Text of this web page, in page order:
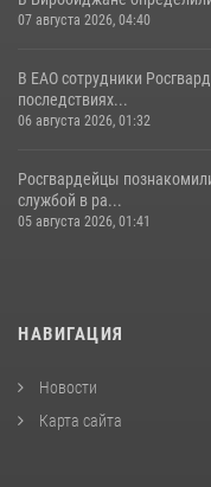
07 августа 2026, 04:40
В ЕАО сотрудники
последствиях...
06 августа 2026, 01:32
Росгвардейцы
службой в ра...
05 августа 2026, 01:41
НАВИГАЦИЯ
Новости
Карта сайта